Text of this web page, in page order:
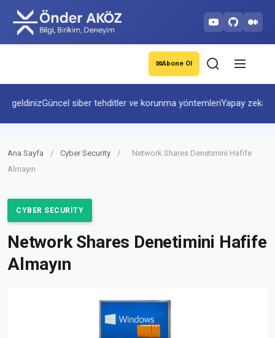
✉Abone Ol
Güncel siber tehditler ve korunma yöntemleriYapay zekâ ve
Ana Sayfa / Cyber Security /
Network Shares Denetimini Hafife
Almayın
CYBER SECURITY
Network Shares Denetimini Hafife
Almayın